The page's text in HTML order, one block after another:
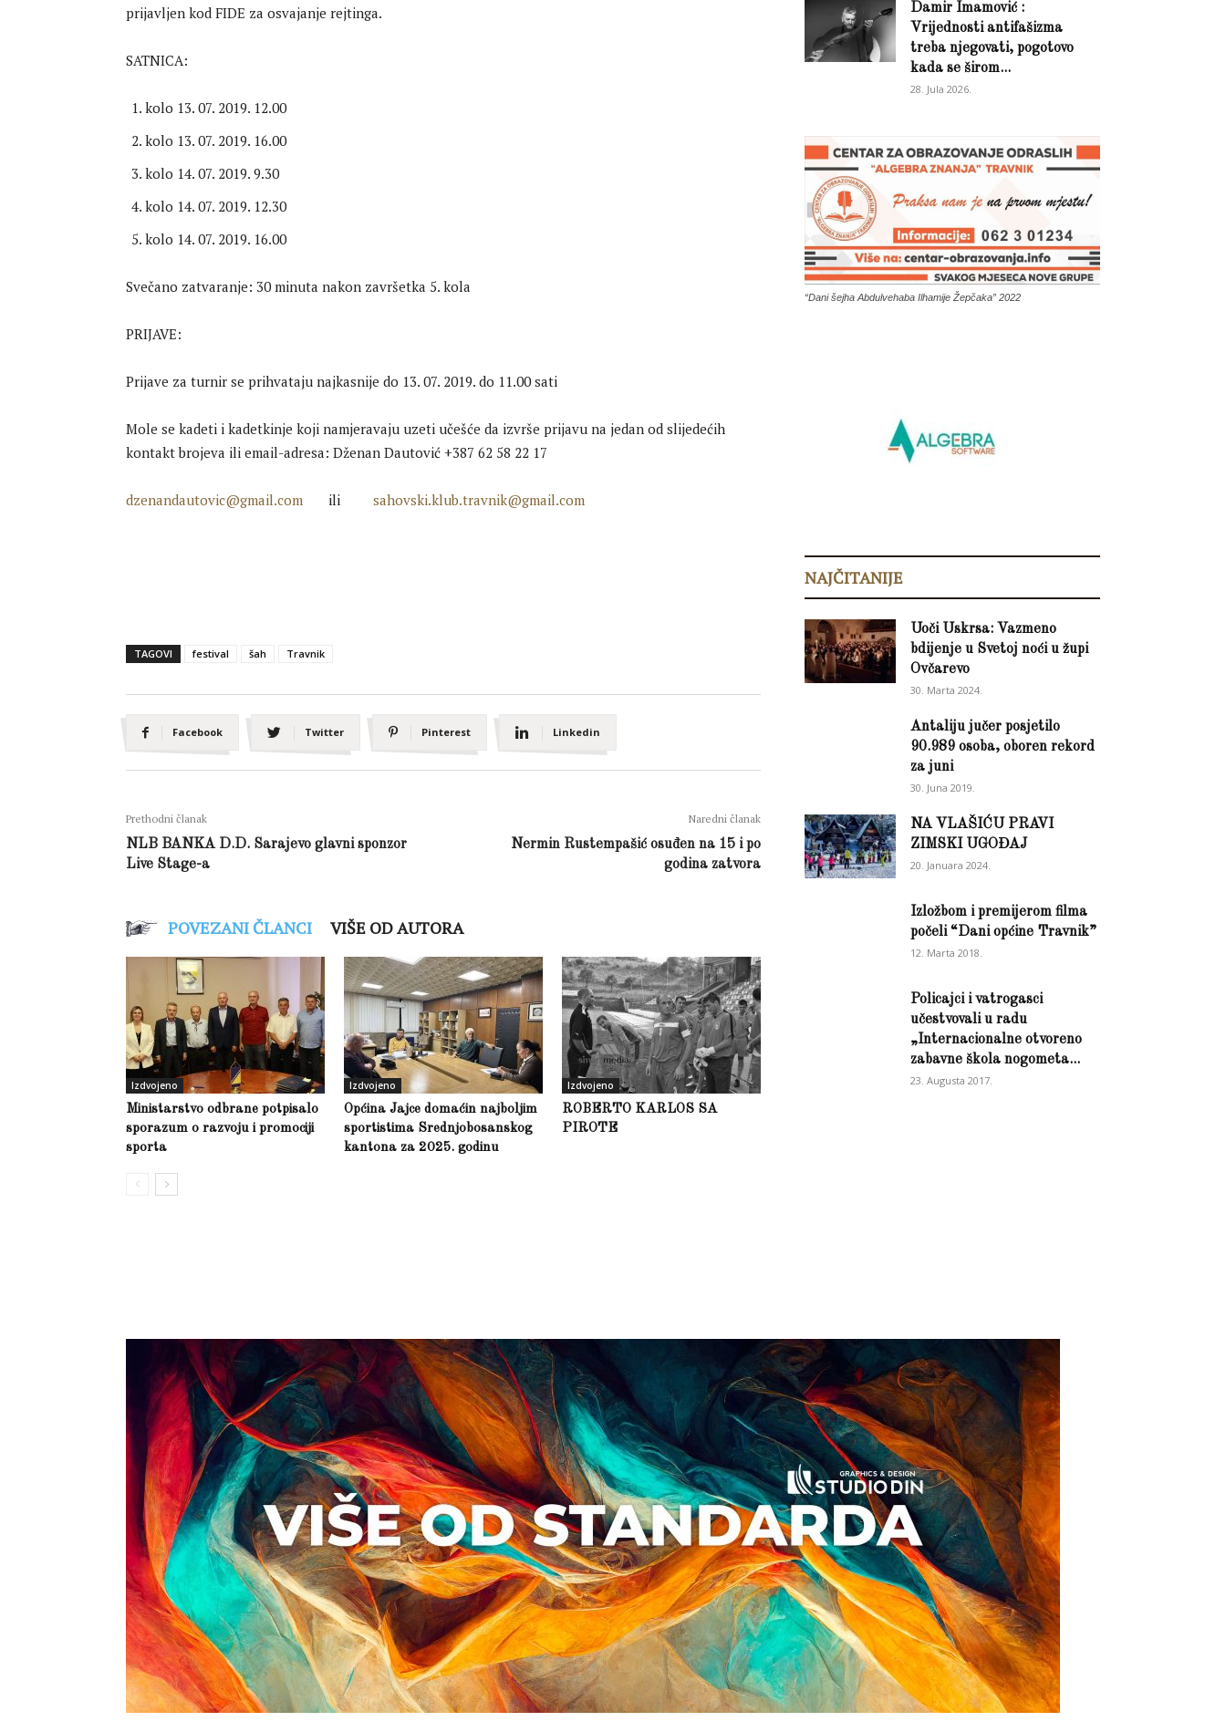
prijavljen kod FIDE za osvajanje rejtinga.
SATNICA:
kolo 13. 07. 2019. 12.00
kolo 13. 07. 2019. 16.00
kolo 14. 07. 2019. 9.30
kolo 14. 07. 2019. 12.30
kolo 14. 07. 2019. 16.00
Svečano zatvaranje: 30 minuta nakon završetka 5. kola
PRIJAVE:
Prijave za turnir se prihvataju najkasnije do 13. 07. 2019. do 11.00 sati
Mole se kadeti i kadetkinje koji namjeravaju uzeti učešće da izvrše prijavu na jedan od slijedećih
kontakt brojeva ili email-adresa: Dženan Dautović +387 62 58 22 17
dzenandautovic@gmail.com ili sahovski.klub.travnik@gmail.com
TAGOVI festival šah Travnik
Facebook Twitter Pinterest Linkedin
Prethodni članak
NLB BANKA D.D. Sarajevo glavni sponzor
Live Stage-a
Naredni članak
Nermin Rustempašić osuđen na 15 i po
godina zatvora
POVEZANI ČLANCI VIŠE OD AUTORA
Izdvojeno
Ministarstvo odbrane potpisalo
sporazum o razvoju i promociji
sporta
Izdvojeno
Općina Jajce domaćin najboljim
sportistima Srednjobosanskog
kantona za 2025. godinu
Izdvojeno
ROBERTO KARLOS SA
PIROTE
Damir Imamović :
Vrijednosti antifašizma
treba njegovati, pogotovo
kada se širom...
28. Jula 2026.
“Dani šejha Abdulvehaba Ilhamije Žepčaka” 2022
NAJČITANIJE
Uoči Uskrsa: Vazmeno
bdijenje u Svetoj noći u župi
Ovčarevo
30. Marta 2024.
Antaliju jučer posjetilo
90.989 osoba, oboren rekord
za juni
30. Juna 2019.
NA VLAŠIĆU PRAVI
ZIMSKI UGOĐAJ
20. Januara 2024.
Izložbom i premijerom filma
počeli “Dani općine Travnik”
12. Marta 2018.
Policajci i vatrogasci
učestvovali u radu
„Internacionalne otvoreno
zabavne škola nogometa...
23. Augusta 2017.